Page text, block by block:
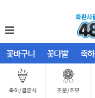
꽃바구니 꽃다발 축